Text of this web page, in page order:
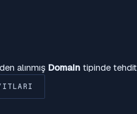
alınmış Domain tipinde